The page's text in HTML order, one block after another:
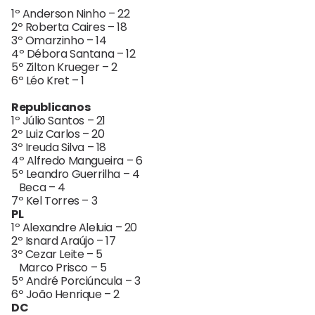
1º Anderson Ninho – 22
2º Roberta Caires – 18
3º Omarzinho – 14
4º Débora Santana – 12
5º Zilton Krueger – 2
6º Léo Kret – 1
Republicanos
1º Júlio Santos – 21
2º Luiz Carlos – 20
3º Ireuda Silva – 18
4º Alfredo Mangueira – 6
5º Leandro Guerrilha – 4
Beca – 4
7º Kel Torres – 3
PL
1º Alexandre Aleluia – 20
2º Isnard Araújo – 17
3º Cezar Leite – 5
Marco Prisco – 5
5º André Porciúncula – 3
6º João Henrique – 2
DC